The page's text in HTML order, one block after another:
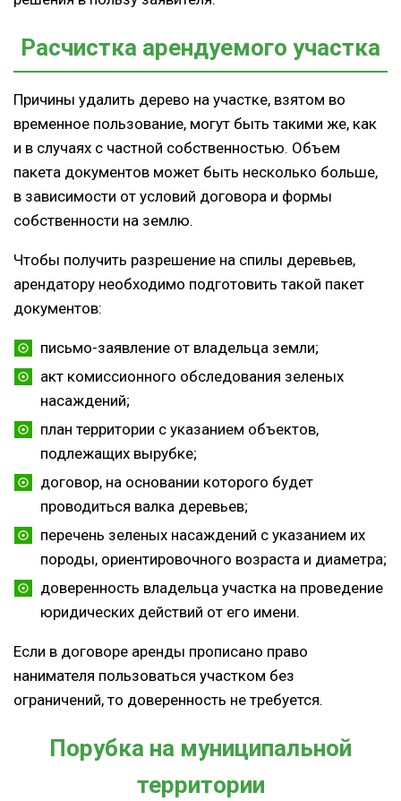
Расчистка арендуемого участка
Причины удалить дерево на участке, взятом во
временное пользование, могут быть такими же, как
и в случаях с частной собственностью. Объем
пакета документов может быть несколько больше,
в зависимости от условий договора и формы
собственности на землю.
Чтобы получить разрешение на спилы деревьев,
арендатору необходимо подготовить такой пакет
документов:
письмо-заявление от владельца земли;
акт комиссионного обследования зеленых
насаждений;
план территории с указанием объектов,
подлежащих вырубке;
договор, на основании которого будет
проводиться валка деревьев;
перечень зеленых насаждений с указанием их
породы, ориентировочного возраста и диаметра;
доверенность владельца участка на проведение
юридических действий от его имени.
Если в договоре аренды прописано право
нанимателя пользоваться участком без
ограничений, то доверенность не требуется.
Порубка на муниципальной
территории